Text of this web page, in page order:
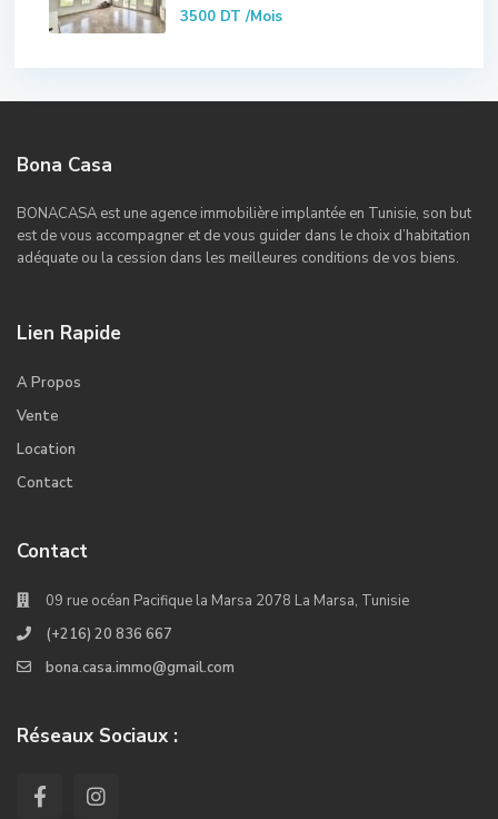
3500 DT/Mois
Bona Casa
BONACASA est une agence immobilière implantée en Tunisie, son but
est de vous accompagner et de vous guider dans le choix d’habitation
adéquate ou la cession dans les meilleures conditions de vos biens.
Lien Rapide
A Propos
Vente
Location
Contact
Contact
09 rue océan Pacifique la Marsa 2078 La Marsa, Tunisie
(+216) 20 836 667
bona.casa.immo@gmail.com
Réseaux Sociaux :